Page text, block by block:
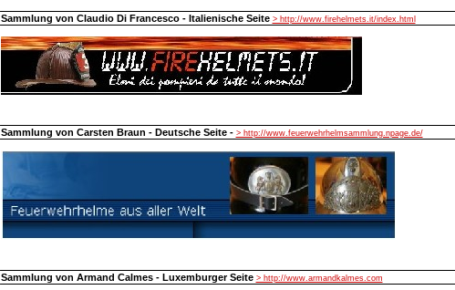
Sammlung von Claudio Di Francesco - Italienische Seite > http://www.firehelmets.it/index.html
Sammlung von Carsten Braun - Deutsche Seite - > http://www.feuerwehrhelmsammlung.npage.de/
Sammlung von Armand Calmes - Luxemburger Seite > http://www.armandkalmes.com